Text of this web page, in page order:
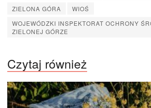
ZIELONA GÓRA
WIOŚ
WOJEWÓDZKI INSPEKTORAT OCHRONY
ZIELONEJ GÓRZE
Czytaj również